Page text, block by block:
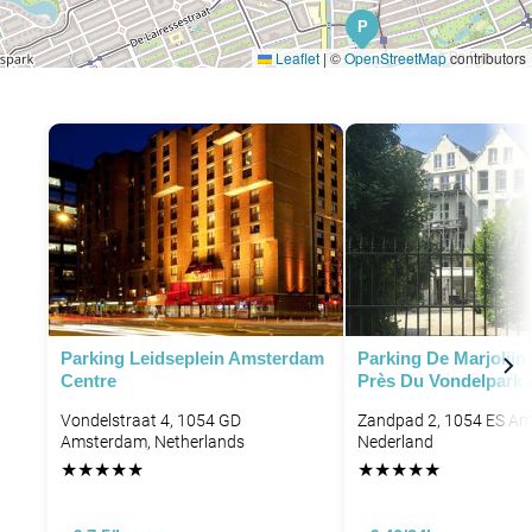
P
P
P
P
P
P
P
P
P
Leaflet |©OpenStreetMapcontributors
Parking Leidseplein Amsterdam
Centre
Vondelstraat 4, 1054 GD
Amsterdam, Netherlands
★★★★★
Parking De Marjolijn
Près Du Vondelpark
Zandpad 2, 1054 ES
Nederland
★★★★★